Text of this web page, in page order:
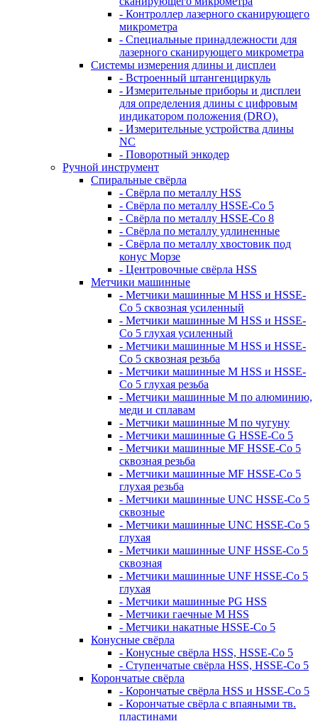
- Контроллер лазерного сканирующего
микрометра
- Специальные принадлежности для
лазерного сканирующего микрометра
Системы измерения длины и дисплеи
- Встроенный штангенциркуль
- Измерительные приборы и дисплеи
для определения длины с цифровым
индикатором положения (DRO).
- Измерительные устройства длины
NC
- Поворотный энкодер
Ручной инструмент
Спиральные свёрла
- Свёрла по металлу HSS
- Свёрла по металлу HSSE-Co 5
- Свёрла по металлу HSSE-Co 8
- Свёрла по металлу удлиненные
- Свёрла по металлу хвостовик под
конус Морзе
- Центровочные свёрла HSS
Метчики машинные
- Метчики машинные M HSS и HSSE-
Co 5 сквозная усиленный
- Метчики машинные M HSS и HSSE-
Co 5 глухая усиленный
- Метчики машинные M HSS и HSSE-
Co 5 сквозная резьба
- Метчики машинные M HSS и HSSE-
Co 5 глухая резьба
- Метчики машинные M по алюминию,
меди и сплавам
- Метчики машинные M по чугуну
- Метчики машинные G HSSE-Co 5
- Метчики машинные MF HSSE-Co 5
сквозная резьба
- Метчики машинные MF HSSE-Co 5
глухая резьба
- Метчики машинные UNC HSSE-Co 5
сквозные
- Метчики машинные UNC HSSE-Co 5
глухая
- Метчики машинные UNF HSSE-Co 5
сквозная
- Метчики машинные UNF HSSE-Co 5
глухая
- Метчики машинные PG HSS
- Метчики гаечные M HSS
- Метчики накатные HSSE-Co 5
Конусные свёрла
- Конусные свёрла HSS, HSSE-Co 5
- Ступенчатые свёрла HSS, HSSE-Co 5
Корончатые свёрла
- Корончатые свёрла HSS и HSSE-Co 5
- Корончатые свёрла с впаяными тв.
пластинами